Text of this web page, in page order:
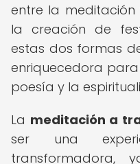
entre la
la creación de
estas dos formas
enriquecedora
poesía y la
La meditación a
ser una